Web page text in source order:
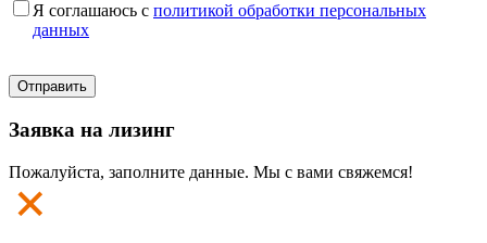
Я соглашаюсь с политикой обработки персональных
данных
Заявка на лизинг
Пожалуйста, заполните данные. Мы с вами свяжемся!